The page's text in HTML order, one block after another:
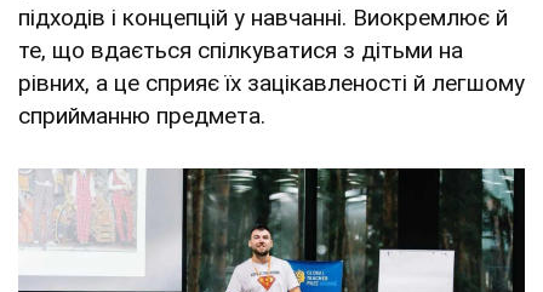
підходів і концепцій у навчанні. Виокремлює й
те, що вдається спілкуватися з дітьми на
рівних, а це сприяє їх зацікавленості й легшому
сприйманню предмета.